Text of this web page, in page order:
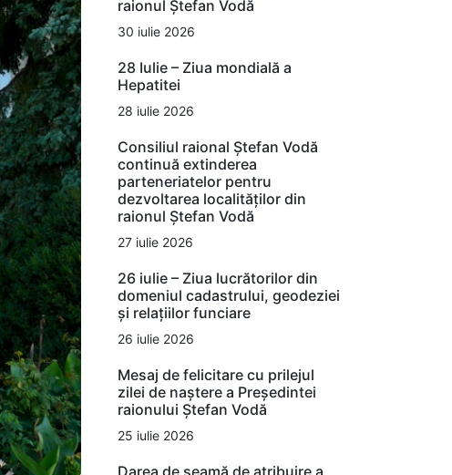
raionul Ștefan Vodă
30 iulie 2026
28 Iulie – Ziua mondială a
Hepatitei
28 iulie 2026
Consiliul raional Ștefan Vodă
continuă extinderea
parteneriatelor pentru
dezvoltarea localităților din
raionul Ștefan Vodă
27 iulie 2026
26 iulie – Ziua lucrătorilor din
domeniul cadastrului, geodeziei
și relațiilor funciare
26 iulie 2026
Mesaj de felicitare cu prilejul
zilei de naștere a Președintei
raionului Ștefan Vodă
25 iulie 2026
Darea de seamă de atribuire a